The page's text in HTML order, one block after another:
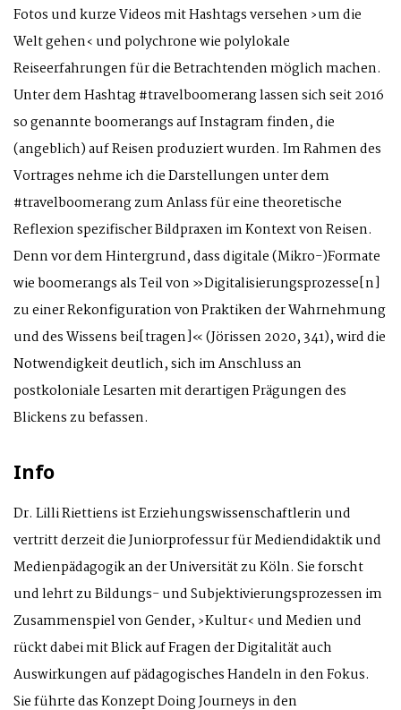
Fotos und kurze Videos mit Hashtags versehen ›um die
Welt gehen‹ und polychrone wie polylokale
Reiseerfahrungen für die Betrachtenden möglich machen.
Unter dem Hashtag #travelboomerang lassen sich seit 2016
so genannte boomerangs auf Instagram finden, die
(angeblich) auf Reisen produziert wurden. Im Rahmen des
Vortrages nehme ich die Darstellungen unter dem
#travelboomerang zum Anlass für eine theoretische
Reflexion spezifischer Bildpraxen im Kontext von Reisen.
Denn vor dem Hintergrund, dass digitale (Mikro-)Formate
wie boomerangs als Teil von »Digitalisierungsprozesse[n]
zu einer Rekonfiguration von Praktiken der Wahrnehmung
und des Wissens bei[tragen]« (Jörissen 2020, 341), wird die
Notwendigkeit deutlich, sich im Anschluss an
postkoloniale Lesarten mit derartigen Prägungen des
Blickens zu befassen.
Info
Dr. Lilli Riettiens ist Erziehungswissenschaftlerin und
vertritt derzeit die Juniorprofessur für Mediendidaktik und
Medienpädagogik an der Universität zu Köln. Sie forscht
und lehrt zu Bildungs- und Subjektivierungsprozessen im
Zusammenspiel von Gender, ›Kultur‹ und Medien und
rückt dabei mit Blick auf Fragen der Digitalität auch
Auswirkungen auf pädagogisches Handeln in den Fokus.
Sie führte das Konzept Doing Journeys in den